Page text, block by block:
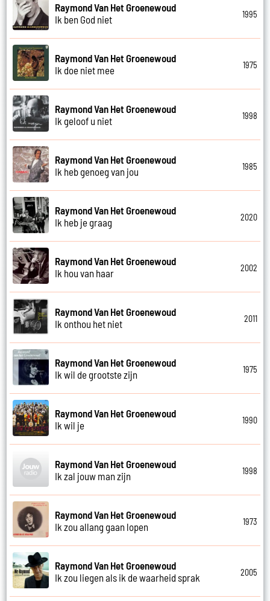
Raymond Van Het Groenewoud
Ik ben God niet
1995
Raymond Van Het Groenewoud
Ik doe niet mee
1975
Raymond Van Het Groenewoud
Ik geloof u niet
1998
Raymond Van Het Groenewoud
Ik heb genoeg van jou
1985
Raymond Van Het Groenewoud
Ik heb je graag
2020
Raymond Van Het Groenewoud
Ik hou van haar
2002
Raymond Van Het Groenewoud
Ik onthou het niet
2011
Raymond Van Het Groenewoud
Ik wil de grootste zijn
1975
Raymond Van Het Groenewoud
Ik wil je
1990
Raymond Van Het Groenewoud
Ik zal jouw man zijn
1998
Raymond Van Het Groenewoud
Ik zou allang gaan lopen
1973
Raymond Van Het Groenewoud
Ik zou liegen als ik de waarheid sprak
2005